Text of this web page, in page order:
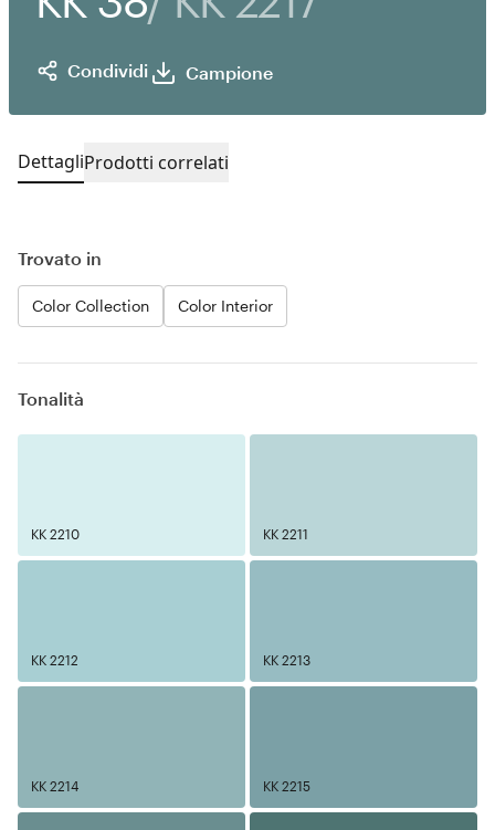
Condividi Campione
DettagliProdotti correlati
Trovato in
Color Collection Color Interior
Tonalità
KK 2210 KK 2211
KK 2212 KK 2213
KK 2214 KK 2215